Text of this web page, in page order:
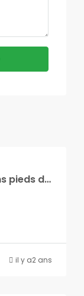
Villa à vendre à kayar 80 Millions pieds dans l’eau
il y a2 ans